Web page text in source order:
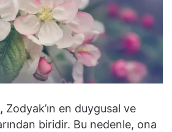
Zodyak’ın en duygusal ve
biridir. Bu nedenle, ona